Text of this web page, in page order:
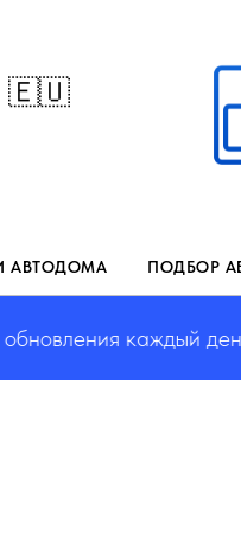
🇪🇺
АВТОДОМА ПОДБОР
каждый день